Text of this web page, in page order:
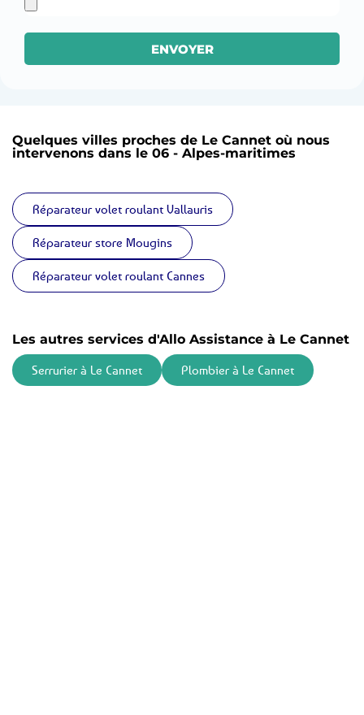
ENVOYER
Quelques villes proches de Le Cannet où nous
intervenons dans le 06 - Alpes-maritimes
Réparateur volet roulant Vallauris
Réparateur store Mougins
Réparateur volet roulant Cannes
Les autres services d'Allo Assistance à Le Cannet
Serrurier à Le Cannet Plombier à Le Cannet